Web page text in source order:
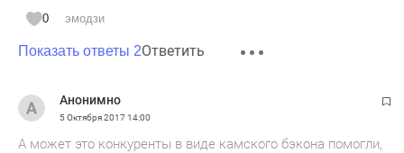
0 эмодзи
Показать ответы 2Ответить
Анонимно
5 Октября 201714:00
А может это конкуренты в виде камского бэкона помогли,